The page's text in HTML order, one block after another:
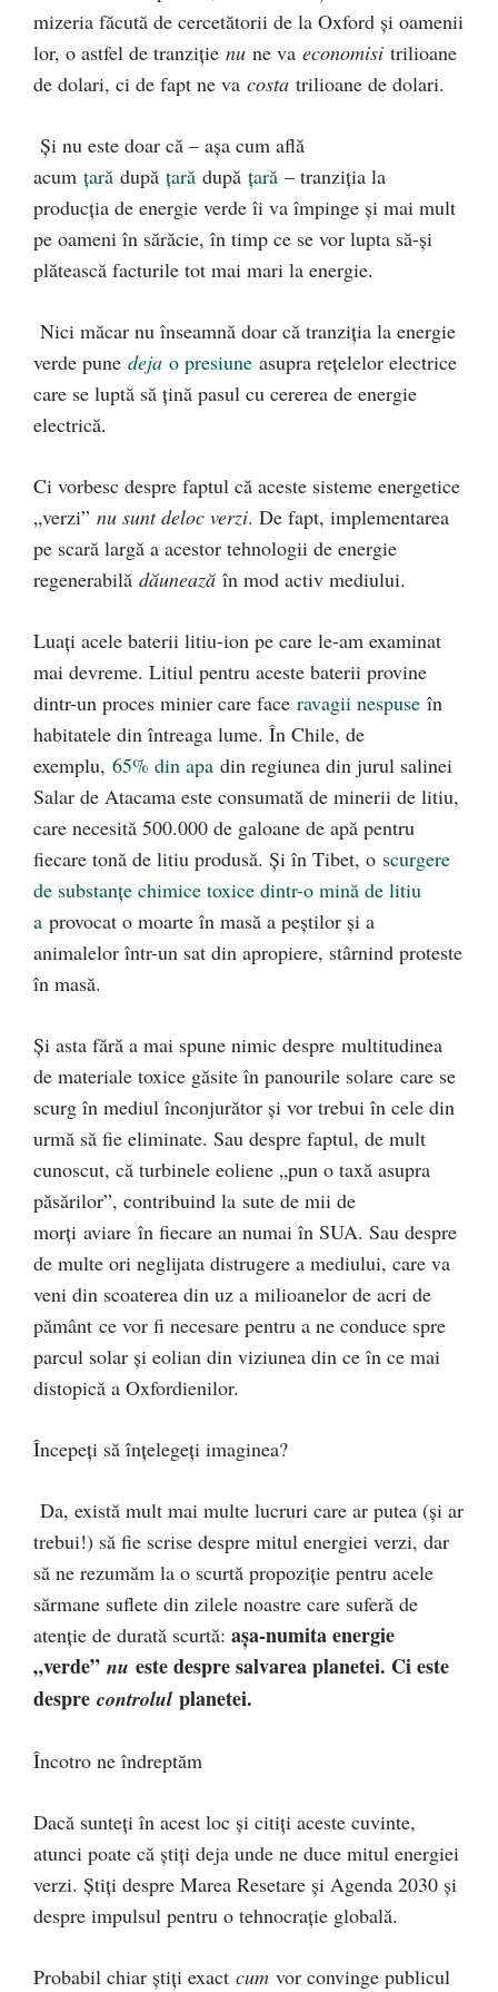
mizeria făcută de cercetătorii de la Oxford și oamenii
lor, o astfel de tranziție nu ne va economisi trilioane
de dolari, ci de fapt ne va costa trilioane de dolari.
Și nu este doar că – așa cum află
acum țară după țară după țară – tranziția la
producția de energie verde îi va împinge și mai mult
pe oameni în sărăcie, în timp ce se vor lupta să-și
plătească facturile tot mai mari la energie.
Nici măcar nu înseamnă doar că tranziția la energie
verde pune deja o presiune asupra rețelelor electrice
care se luptă să țină pasul cu cererea de energie
electrică.
Ci vorbesc despre faptul că aceste sisteme energetice
„verzi” nu sunt deloc verzi. De fapt, implementarea
pe scară largă a acestor tehnologii de energie
regenerabilă dăunează în mod activ mediului.
Luați acele baterii litiu-ion pe care le-am examinat
mai devreme. Litiul pentru aceste baterii provine
dintr-un proces minier care face ravagii nespuse în
habitatele din întreaga lume. În Chile, de
exemplu, 65% din apa din regiunea din jurul salinei
Salar de Atacama este consumată de minerii de litiu,
care necesită 500.000 de galoane de apă pentru
fiecare tonă de litiu produsă. Și în Tibet, o scurgere
de substanțe chimice toxice dintr-o mină de litiu
a provocat o moarte în masă a peștilor și a
animalelor într-un sat din apropiere, stârnind proteste
în masă.
Și asta fără a mai spune nimic despre multitudinea
de materiale toxice găsite în panourile solare care se
scurg în mediul înconjurător și vor trebui în cele din
urmă să fie eliminate. Sau despre faptul, de mult
cunoscut, că turbinele eoliene „pun o taxă asupra
păsărilor”, contribuind la sute de mii de
morți aviare în fiecare an numai în SUA. Sau despre
de multe ori neglijata distrugere a mediului, care va
veni din scoaterea din uz a milioanelor de acri de
pământ ce vor fi necesare pentru a ne conduce spre
parcul solar și eolian din viziunea din ce în ce mai
distopică a Oxfordienilor.
Începeți să înțelegeți imaginea?
Da, există mult mai multe lucruri care ar putea (și ar
trebui!) să fie scrise despre mitul energiei verzi, dar
să ne rezumăm la o scurtă propoziție pentru acele
sărmane suflete din zilele noastre care suferă de
atenție de durată scurtă: așa-numita energie
„verde” nu este despre salvarea planetei. Ci este
despre controlul planetei.
Încotro ne îndreptăm
Dacă sunteți în acest loc și citiți aceste cuvinte,
atunci poate că știți deja unde ne duce mitul energiei
verzi. Știți despre Marea Resetare și Agenda 2030 și
despre impulsul pentru o tehnocrație globală.
Probabil chiar știți exact cum vor convinge publicul